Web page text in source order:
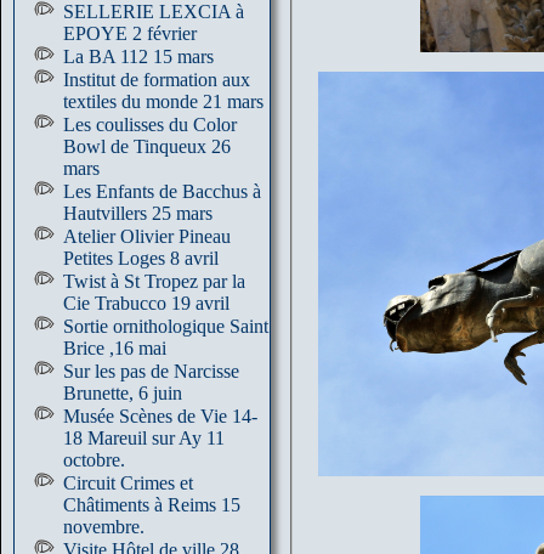
SELLERIE LEXCIA à
EPOYE 2 février
La BA 112 15 mars
Institut de formation aux
textiles du monde 21 mars
Les coulisses du Color
Bowl de Tinqueux 26
mars
Les Enfants de Bacchus à
Hautvillers 25 mars
Atelier Olivier Pineau
Petites Loges 8 avril
Twist à St Tropez par la
Cie Trabucco 19 avril
Sortie ornithologique Saint
Brice ,16 mai
Sur les pas de Narcisse
Brunette, 6 juin
Musée Scènes de Vie 14-
18 Mareuil sur Ay 11
octobre.
Circuit Crimes et
Châtiments à Reims 15
novembre.
Visite Hôtel de ville 28